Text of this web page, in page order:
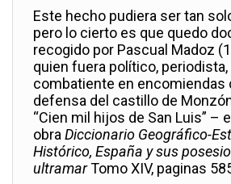
Este hecho pudiera ser tan
pero lo cierto es que quedo
recogido por Pascual Madoz
quien fuera político,
combatiente en encomiendas
defensa del castillo de
“Cien mil hijos de San Luis” –
obra Diccionario Geográfico-
Histórico, España y sus
ultramarTomo XIV, paginas